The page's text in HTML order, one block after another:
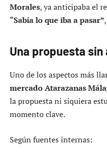
Morales, ya anticipaba el
“Sabía lo que iba a pasar”
Una propuesta sin
Uno de los aspectos más
mercado Atarazanas
la propuesta ni siquiera
momento clave.
Según fuentes internas: